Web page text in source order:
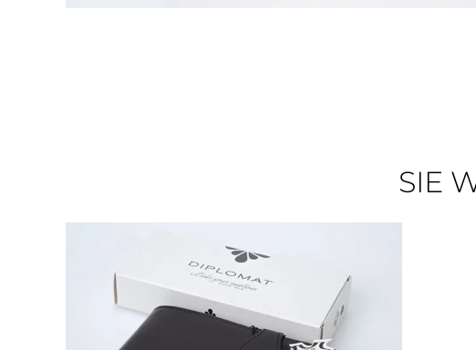
SIE